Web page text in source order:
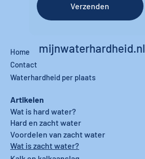
Verzenden
mijnwaterhardheid.nl
Home
Contact
Waterhardheid per plaats
Artikelen
Wat is hard water?
Hard en zacht water
Wat is zacht water?
Voordelen van zacht water